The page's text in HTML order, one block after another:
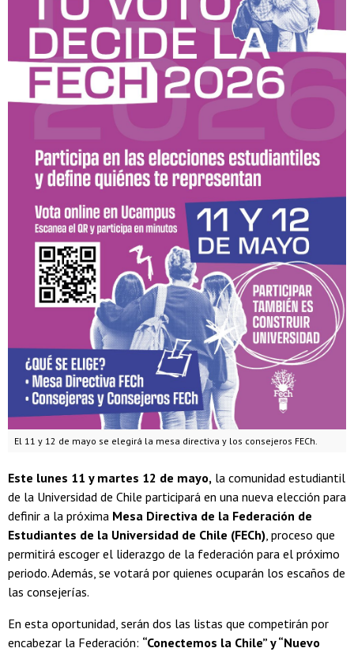
El 11 y 12 de mayo se elegirá la mesa directiva y los consejeros FECh.
Este lunes 11 y martes 12 de mayo, la comunidad estudiantil
de la Universidad de Chile participará en una nueva elección para
definir a la próxima Mesa Directiva de la Federación de
Estudiantes de la Universidad de Chile (FECh), proceso que
permitirá escoger el liderazgo de la federación para el próximo
periodo. Además, se votará por quienes ocuparán los escaños de
las consejerías.
En esta oportunidad, serán dos las listas que competirán por
encabezar la Federación: “Conectemos la Chile” y “Nuevo